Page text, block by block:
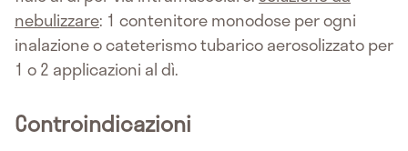
nebulizzare: 1 contenitore monodose per ogni
inalazione o cateterismo tubarico aerosolizzato per
1 o 2 applicazioni al dì.
Controindicazioni